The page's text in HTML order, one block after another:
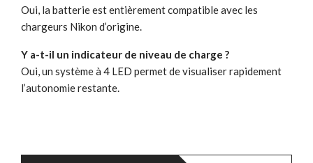
Oui, la batterie est entièrement compatible avec les
chargeurs Nikon d’origine.
Y a-t-il un indicateur de niveau de charge ?
Oui, un système à 4 LED permet de visualiser rapidement
l’autonomie restante.